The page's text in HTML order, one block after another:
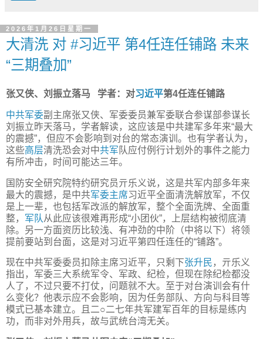
2026年1月26日星期一
大清洗 对 #习近平 第4任连任铺路 未来
“三期叠加”
张又侠、刘振立落马 学者：对习近平第4任连任铺路
中共军委副主席张又侠、军委委员兼军委联合参谋部参谋长
刘振立昨天落马，学者解读，这应该是中共建军多年来“最大
的震撼”，但应不会影响到对台的常态演训。也有学者认为，
这些高层清洗恐会对中共军 队应付例行计划外的事件之能力
有所冲击，时间可能达三年。
国防安全研究院特约研究员亓乐义说，这是共军内部多年来
最大的震撼，是中共军委主席习近平全面清洗解放军，不仅
是上一辈，也包括军改派的解放军，整个全面洗牌、全面重
整， 军队 从此应该很难再形成“小团伙”，上层结构被彻底清
除。另一方面资历比较浅、有冲劲的中阶（中将以下）将领
提前要站到台面，这是对习近平第四任连任的“铺路”。
现在中共军委委员扣除主席习近平，只剩下张升民，亓乐义
指出，军委三大系统军令、军政、纪检，但现在除纪检都没
人了，不过只要不打仗，问题就不大。至于对台演训会有什
么变化？他表示应不会影响，因为任务部队、方向与科目等
模式已基本建立。且二○二七年共军建军百年的目标是练内
功，而非对外用兵，故与武统台湾无关。